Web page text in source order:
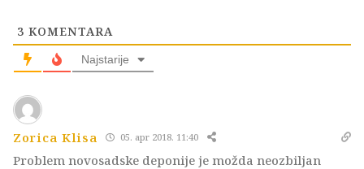
3 KOMENTARA
Najstarije
Zorica Klisa 05. apr 2018. 11:40
Problem novosadske deponije je možda neozbiljan